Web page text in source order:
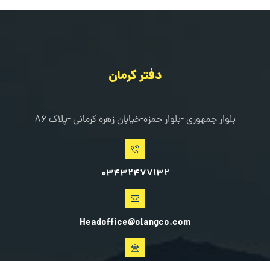
دفتر کرمان
بلوار جمهوری -بلوار حمزه-خیابان زهره کرمانی -پلاک ۸۶
۰۳۴۳۲۴۷۷۱۳۲
Headoffice@olangco.com